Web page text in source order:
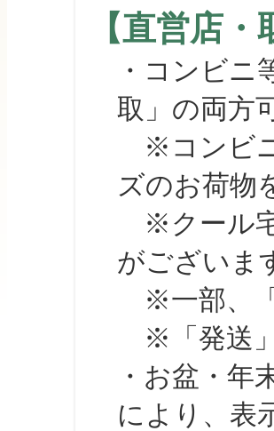
【直営店
・コンビニ
取」の両方
※コンビニ
ズのお荷物
※クール宅
がございま
※一部、「
※「発送」
・お盆・年
により、表